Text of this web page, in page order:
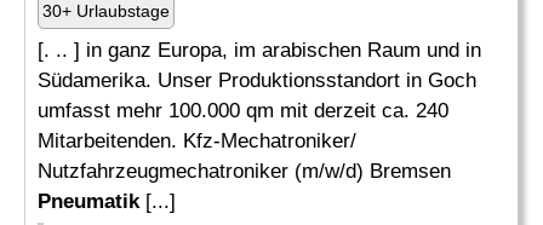
30+ Urlaubstage
[. .. ] in ganz Europa, im arabischen Raum und in
Südamerika. Unser Produktionsstandort in Goch
umfasst mehr 100.000 qm mit derzeit ca. 240
Mitarbeitenden. Kfz-Mechatroniker/
Nutzfahrzeugmechatroniker (m/w/d) Bremsen
Pneumatik[...]